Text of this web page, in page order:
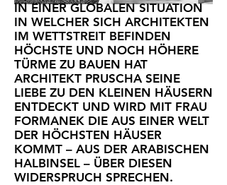
IN EINER GLOBALEN SITUATION
IN WELCHER SICH ARCHITEKTEN
IM WETTSTREIT BEFINDEN
HÖCHSTE UND NOCH HÖHERE
TÜRME ZU BAUEN HAT
ARCHITEKT PRUSCHA SEINE
LIEBE ZU DEN KLEINEN HÄUSERN
ENTDECKT UND WIRD MIT FRAU
FORMANEK DIE AUS EINER WELT
DER HÖCHSTEN HÄUSER
KOMMT – AUS DER ARABISCHEN
HALBINSEL – ÜBER DIESEN
WIDERSPRUCH SPRECHEN.